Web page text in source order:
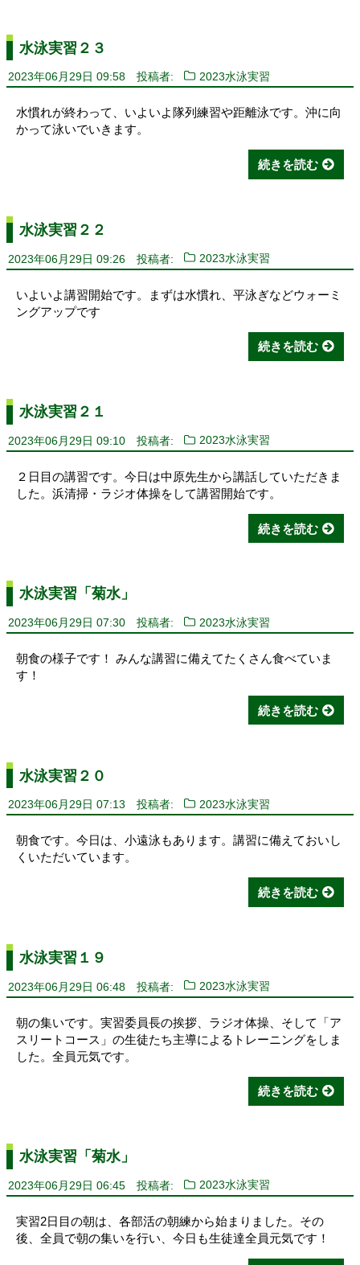
水泳実習２３
2023年06月29日 09:58 投稿者: 2023水泳実習
水慣れが終わって、いよいよ隊列練習や距離泳です。沖に向
かって泳いでいきます。
続きを読む
水泳実習２２
2023年06月29日 09:26 投稿者: 2023水泳実習
いよいよ講習開始です。まずは水慣れ、平泳ぎなどウォーミ
ングアップです
続きを読む
水泳実習２１
2023年06月29日 09:10 投稿者: 2023水泳実習
２日目の講習です。今日は中原先生から講話していただきま
した。浜清掃・ラジオ体操をして講習開始です。
続きを読む
水泳実習「菊水」
2023年06月29日 07:30 投稿者: 2023水泳実習
朝食の様子です！ みんな講習に備えてたくさん食べていま
す！
続きを読む
水泳実習２０
2023年06月29日 07:13 投稿者: 2023水泳実習
朝食です。今日は、小遠泳もあります。講習に備えておいし
くいただいています。
続きを読む
水泳実習１９
2023年06月29日 06:48 投稿者: 2023水泳実習
朝の集いです。実習委員長の挨拶、ラジオ体操、そして「ア
スリートコース」の生徒たち主導によるトレーニングをしま
した。全員元気です。
続きを読む
水泳実習「菊水」
2023年06月29日 06:45 投稿者: 2023水泳実習
実習2日目の朝は、各部活の朝練から始まりました。その
後、全員で朝の集いを行い、今日も生徒達全員元気です！